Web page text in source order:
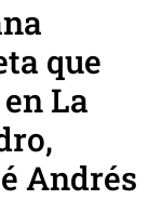
que
La
Andrés